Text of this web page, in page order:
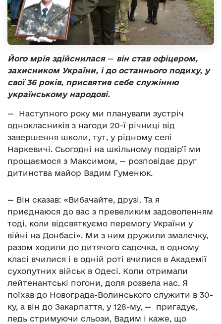
Його мрія здійснилася — він став офіцером,
захисником України, і до останнього подиху, у
свої 36 років, присвятив себе служінню
українському народові.
—
Наступного року ми планували зустріч
однокласників з нагоди 20-ї річниці від
завершення школи, тут, у рідному селі
Наркевичі. Сьогодні на шкільному подвір’ї ми
прощаємося з Максимом, — розповідає друг
дитинства майор Вадим Гуменюк.
— Він сказав: «Вибачайте, друзі. Та я
приєднаюся до вас з превеликим задоволенням
тоді, коли відсвяткуємо перемогу України у
війні на Донбасі». Ми з ним дружили змалечку,
разом ходили до дитячого садочка, в одному
класі вчилися і в одній роті вчилися в Академії
сухопутних військ в Одесі. Коли отримали
лейтенантські погони, доля розвела нас. Я
поїхав до Новограда-Волинського служити в 30-
ку, а він до Закарпаття, у 128-му, — пригадує,
ледь стримуючи сльози, Вадим і каже, що